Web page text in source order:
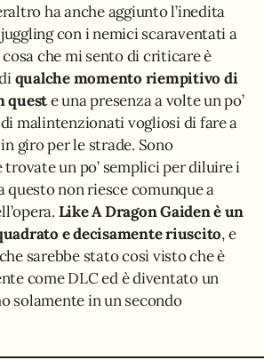
ha anche aggiunto l’inedita
con i nemici scaraventati a
cosa che mi sento di criticare è
qualche momento riempitivo di
queste una presenza a volte un po’
malintenzionati vogliosi di fare a
giro per le strade. Sono
un po’ semplici per diluire i
questo non riesce comunque a
Like A Dragon Gaiden è un
e decisamente riuscito, e
sarebbe stato così visto che è
come DLC ed è diventato un
solamente in un secondo